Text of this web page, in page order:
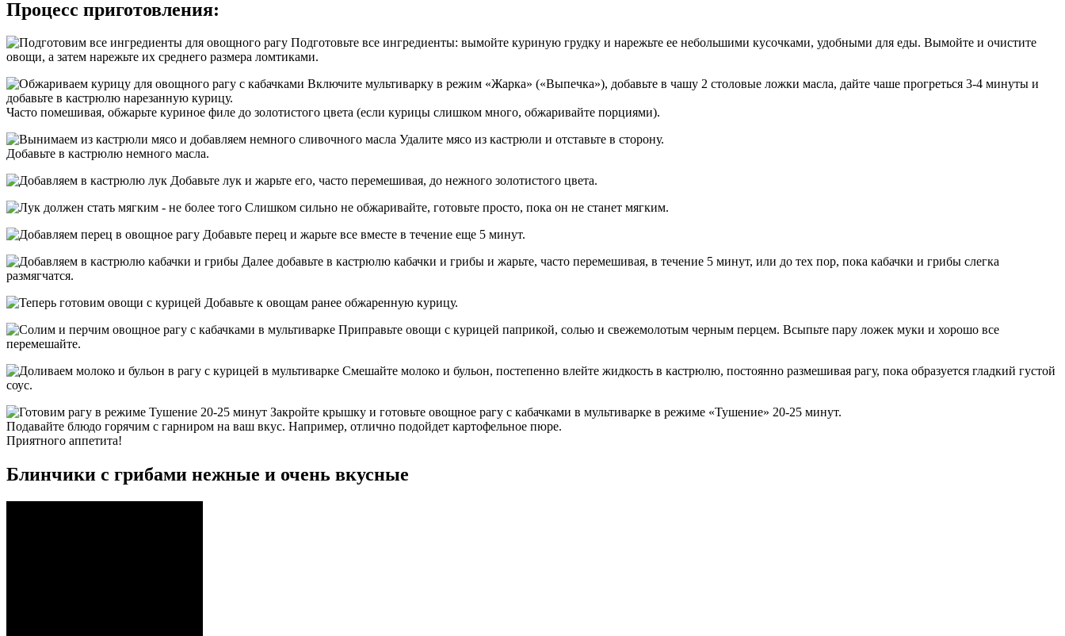
Процесс приготовления:
Подготовьте все ингредиенты: вымойте куриную грудку и нарежьте ее небольшими кусочками, удобными для еды. Вымойте и очистите
овощи, а затем нарежьте их среднего размера ломтиками.
Включите мультиварку в режим «Жарка» («Выпечка»), добавьте в чашу 2 столовые ложки масла, дайте чаше прогреться 3-4 минуты и
добавьте в кастрюлю нарезанную курицу.
Часто помешивая, обжарьте куриное филе до золотистого цвета (если курицы слишком много, обжаривайте порциями).
Удалите мясо из кастрюли и отставьте в сторону.
Добавьте в кастрюлю немного масла.
Добавьте лук и жарьте его, часто перемешивая, до нежного золотистого цвета.
Слишком сильно не обжаривайте, готовьте просто, пока он не станет мягким.
Добавьте перец и жарьте все вместе в течение еще 5 минут.
Далее добавьте в кастрюлю кабачки и грибы и жарьте, часто перемешивая, в течение 5 минут, или до тех пор, пока кабачки и грибы слегка
размягчатся.
Добавьте к овощам ранее обжаренную курицу.
Приправьте овощи с курицей паприкой, солью и свежемолотым черным перцем. Всыпьте пару ложек муки и хорошо все
перемешайте.
Смешайте молоко и бульон, постепенно влейте жидкость в кастрюлю, постоянно размешивая рагу, пока образуется гладкий густой
соус.
Закройте крышку и готовьте овощное рагу с кабачками в мультиварке в режиме «Тушение» 20-25 минут.
Подавайте блюдо горячим с гарниром на ваш вкус. Например, отлично подойдет картофельное пюре.
Приятного аппетита!
Блинчики с грибами нежные и очень вкусные